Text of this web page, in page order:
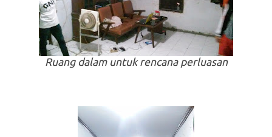
Ruang dalam untuk rencana perluasan